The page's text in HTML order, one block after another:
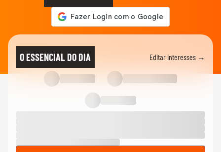
O ESSENCIAL DO DIA Editar interesses →